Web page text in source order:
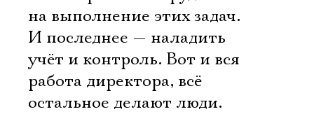
на выполнение этих задач.
И последнее — наладить
учёт и контроль. Вот и вся
работа директора, всё
остальное делают люди.